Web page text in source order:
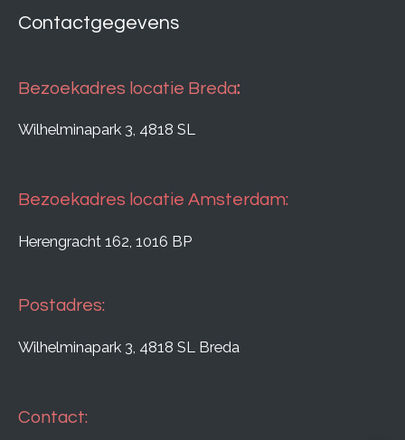
Contactgegevens
Bezoekadres locatie Breda:
Wilhelminapark 3, 4818 SL
Bezoekadres locatie Amsterdam:
Herengracht 162, 1016 BP
Postadres:
Wilhelminapark 3, 4818 SL Breda
Contact: